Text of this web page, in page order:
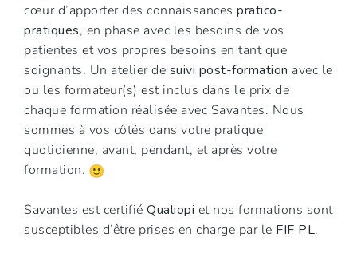
cœur d’apporter des connaissances pratico-
pratiques, en phase avec les besoins de vos
patientes et vos propres besoins en tant que
soignants. Un atelier de suivi post-formation avec le
ou les formateur(s) est inclus dans le prix de
chaque formation réalisée avec Savantes. Nous
sommes à vos côtés dans votre pratique
quotidienne, avant, pendant, et après votre
formation.
Savantes est certifié Qualiopi et nos formations sont
susceptibles d’être prises en charge par le FIF PL.